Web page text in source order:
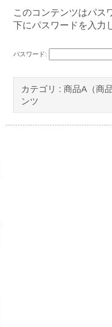
このコンテンツはパス
下にパスワードを入力
パスワード:
カテゴリ : 商品A（商
ンツ